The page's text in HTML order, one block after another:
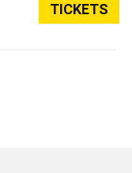
TICKETS